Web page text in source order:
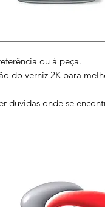
ou à peça.
do verniz 2K para
duvidas onde se